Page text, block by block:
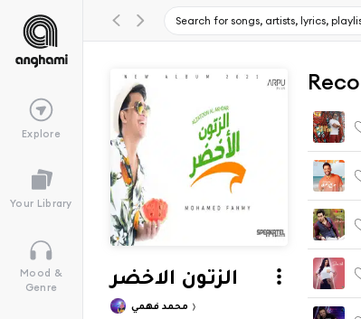
Explore
Your Library
Mood &
Genre
الزتون الاخضر